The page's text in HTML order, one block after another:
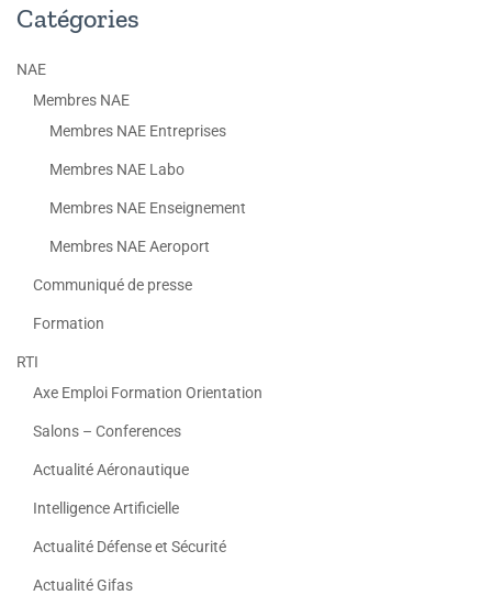
Catégories
NAE
Membres NAE
Membres NAE Entreprises
Membres NAE Labo
Membres NAE Enseignement
Membres NAE Aeroport
Communiqué de presse
Formation
RTI
Axe Emploi Formation Orientation
Salons – Conferences
Actualité Aéronautique
Intelligence Artificielle
Actualité Défense et Sécurité
Actualité Gifas